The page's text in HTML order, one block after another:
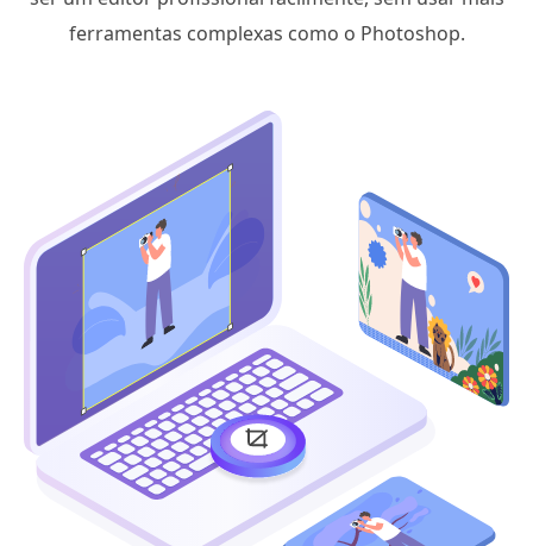
ferramentas complexas como o Photoshop.